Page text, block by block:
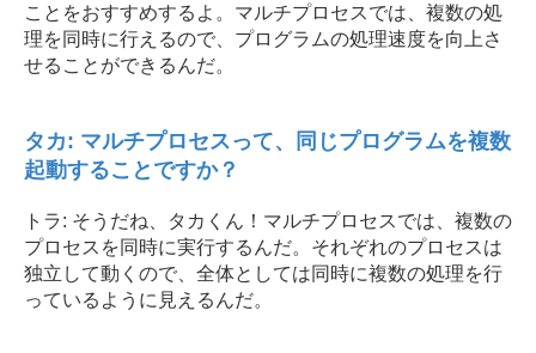
ことをおすすめするよ。マルチプロセスでは、複数の処
理を同時に行えるので、プログラムの処理速度を向上さ
せることができるんだ。
タカ: マルチプロセスって、同じプログラムを複数
起動することですか？
トラ: そうだね、タカくん！マルチプロセスでは、複数の
プロセスを同時に実行するんだ。それぞれのプロセスは
独立して動くので、全体としては同時に複数の処理を行
っているように見えるんだ。